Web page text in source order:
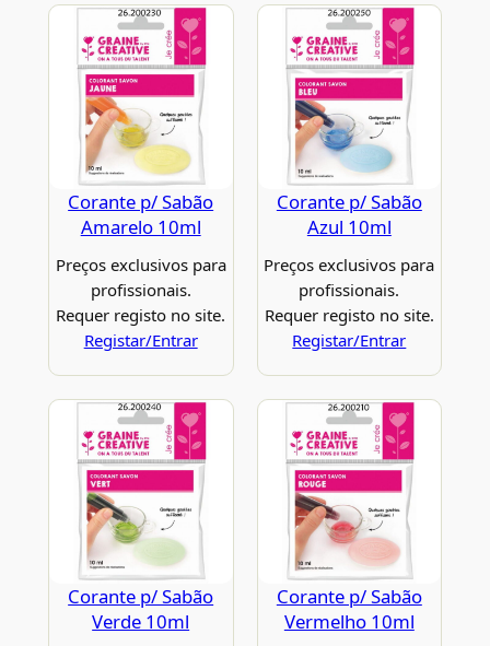
Corante p/ Sabão
Amarelo 10ml
Preços exclusivos para
profissionais.
Requer registo no site.
Registar/Entrar
Corante p/ Sabão
Azul 10ml
Preços exclusivos para
profissionais.
Requer registo no site.
Registar/Entrar
Corante p/ Sabão
Verde 10ml
Corante p/ Sabão
Vermelho 10ml